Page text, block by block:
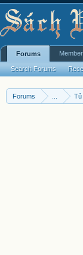
Forums Tủ
Forums
Search Forums